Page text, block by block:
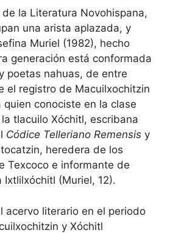
la Literatura Novohispana,
una arista aplazada, y
Muriel (1982), hecho
generación está conformada
poetas nahuas, de entre
el registro de Macuilxochitzin
quien conociste en la clase
tlacuilo Xóchitl, escribana
Códice Telleriano Remensis y
heredera de los
Texcoco e informante de
Ixtlilxóchitl (Muriel, 12).
acervo literario en el periodo
y Xóchitl